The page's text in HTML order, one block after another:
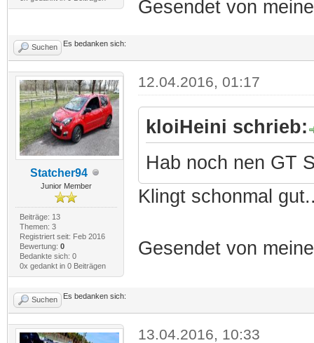
Gesendet von
Suchen Es bedanken sich:
Statcher94
Junior Member
Beiträge: 13
Themen: 3
Registriert seit: Feb 2016
Bewertung: 0
Bedankte sich: 0
0x gedankt in 0 Beiträgen
12.04.2016, 01:17
kloiHeini schrieb:
Hab noch nen GT
Klingt schonmal
Gesendet von
Suchen Es bedanken sich:
13.04.2016, 10:33